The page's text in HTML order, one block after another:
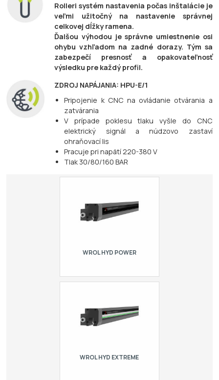
Rolleri systém nastavenia počas inštalácie je
veľmi užitočný na nastavenie správnej
celkovej dĺžky ramena.
Ďalšou výhodou je správne umiestnenie osi
ohybu vzhľadom na zadné dorazy. Tým sa
zabezpečí presnosť a opakovateľnosť
výsledku pre každý profil.
ZDROJ NAPÁJANIA: HPU-E/1
Pripojenie k CNC na ovládanie otvárania a
zatvárania
V prípade poklesu tlaku vyšle do CNC
elektrický signál a núdzovo zastaví
ohraňovací lis
Pracuje pri napätí 220-380 V
Tlak 30/80/160 BAR
WROL HYD POWER
WROL HYD EXTREME